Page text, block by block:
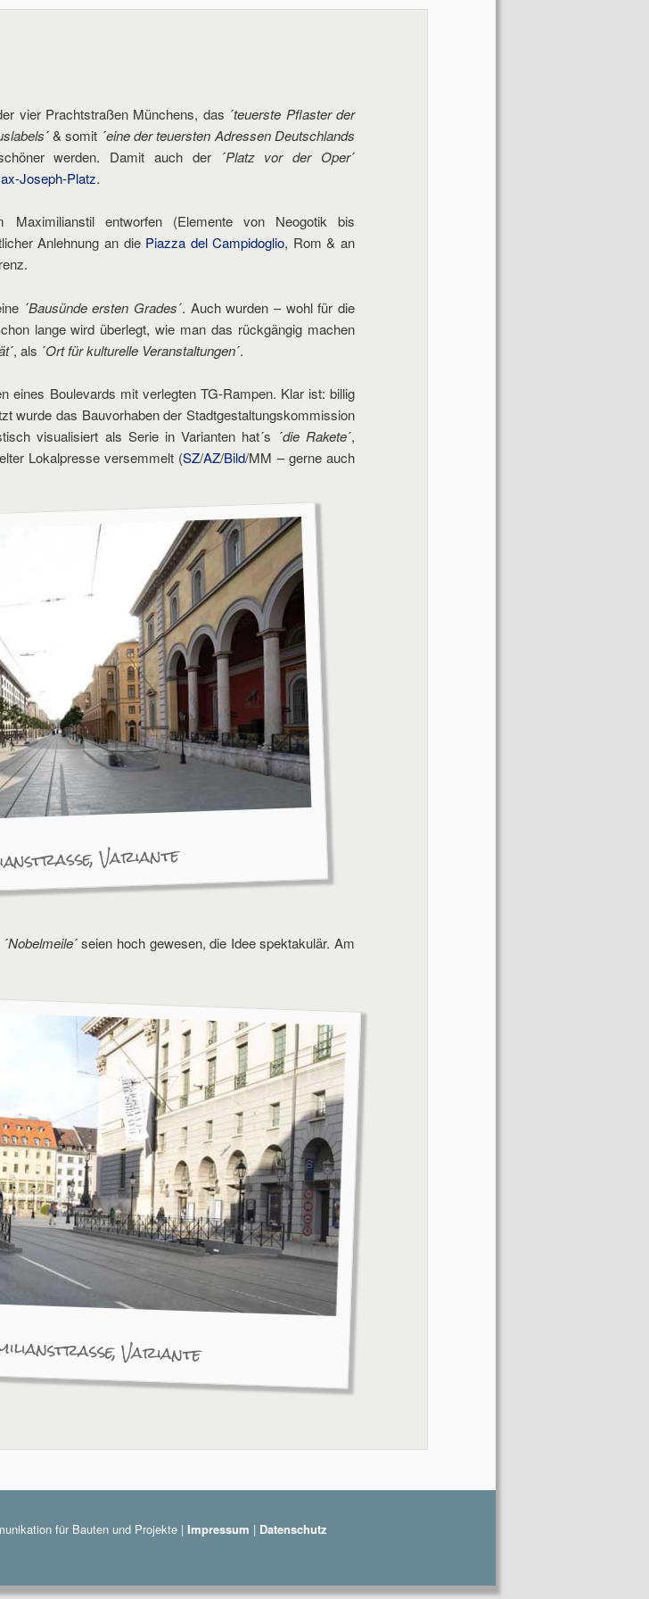
Navigation
vier Prachtstraßen Münchens, das ´teuerste Pflaster der
´ & somit ´eine der teuersten Adressen Deutschlands
werden. Damit auch der ´Platz vor der Oper´
Joseph-Platz.
entworfen (Elemente von Neogotik bis
Anlehnung an die Piazza del Campidoglio, Rom & an
´Bausünde ersten Grades´. Auch wurden – wohl für die
lange wird überlegt, wie man das rückgängig machen
´, als ´Ort für kulturelle Veranstaltungen´.
eines Boulevards mit verlegten TG-Rampen. Klar ist: billig
wurde das Bauvorhaben der Stadtgestaltungskommission
visualisiert als Serie in Varianten hat´s ´die Rakete´,
Lokalpresse versemmelt (SZ/AZ/Bild/MM – gerne auch
Variante
Nobelmeile´ seien hoch gewesen, die Idee spektakulär. Am
Variante
für Bauten und Projekte | Impressum | Datenschutz